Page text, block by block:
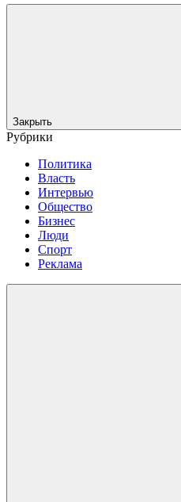
Закрыть
Рубрики
Политика
Власть
Интервью
Общество
Бизнес
Люди
Спорт
Реклама